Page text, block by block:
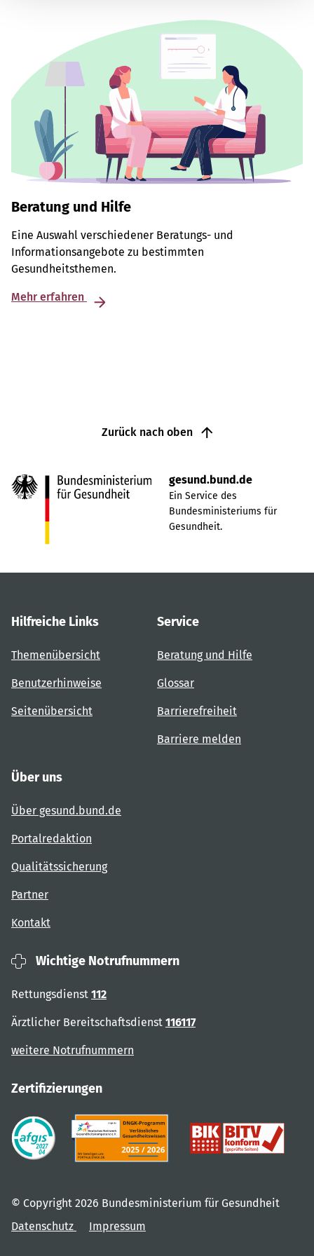
Beratung und Hilfe
Eine Auswahl verschiedener Beratungs- und
Informationsangebote zu bestimmten
Gesundheitsthemen.
Mehr erfahren
Zurück nach oben
gesund.bund.de
Ein Service des
Bundesministeriums für
Gesundheit.
Hilfreiche Links
Themenübersicht
Benutzerhinweise
Seitenübersicht
Service
Beratung und Hilfe
Glossar
Barrierefreiheit
Barriere melden
Über uns
Über gesund.bund.de
Portalredaktion
Qualitätssicherung
Partner
Kontakt
Wichtige Notrufnummern
Rettungsdienst 112
Ärztlicher Bereitschaftsdienst 116117
weitere Notrufnummern
Zertifizierungen
© Copyright 2026 Bundesministerium für Gesundheit
Datenschutz
Impressum